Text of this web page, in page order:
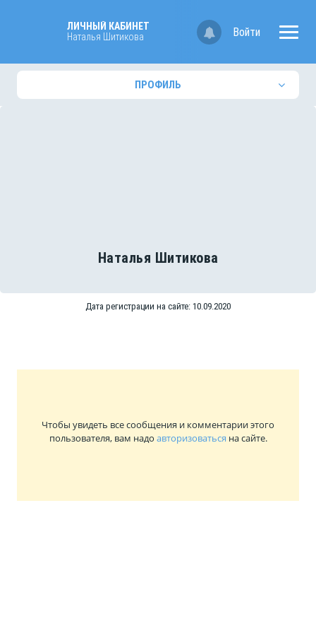
ЛИЧНЫЙ КАБИНЕТ
Наталья Шитикова
Войти
ПРОФИЛЬ
Наталья Шитикова
Дата регистрации на сайте: 10.09.2020
Чтобы увидеть все сообщения и комментарии этого
пользователя, вам надо авторизоваться на сайте.